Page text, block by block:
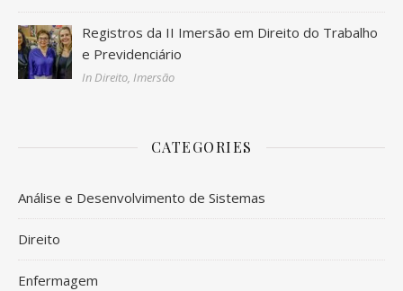
Registros da II Imersão em Direito do Trabalho
e Previdenciário
In Direito, Imersão
CATEGORIES
Análise e Desenvolvimento de Sistemas
Direito
Enfermagem